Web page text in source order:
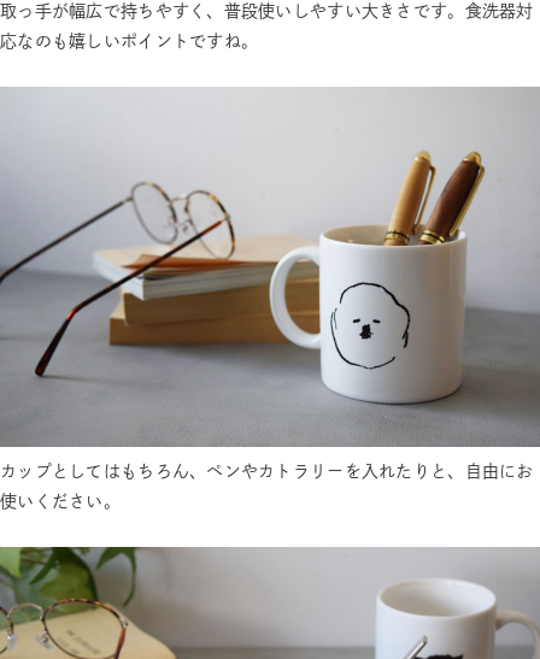
取っ手が幅広で持ちやすく、普段使いしやすい大きさです。食洗器対
応なのも嬉しいポイントですね。
カップとしてはもちろん、ペンやカトラリーを入れたりと、自由にお
使いください。